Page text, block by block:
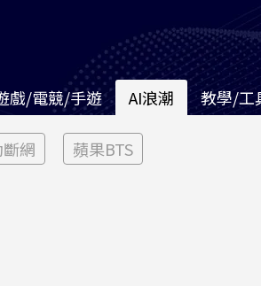
戲/電競/手遊 AI浪潮 教學/工
網 蘋果BTS